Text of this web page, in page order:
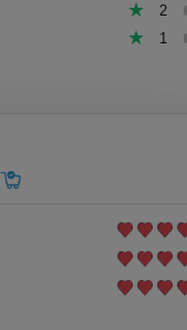
2
1